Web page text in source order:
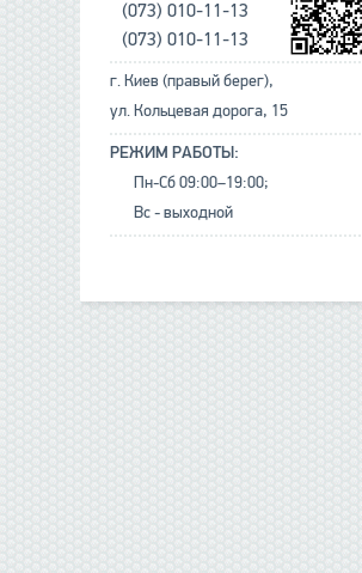
(073) 010-11-13
(073) 010-11-13
г. Киев (правый берег),
ул. Кольцевая дорога, 15
РЕЖИМ РАБОТЫ:
Пн-Сб 09:00–19:00;
Вс - выходной